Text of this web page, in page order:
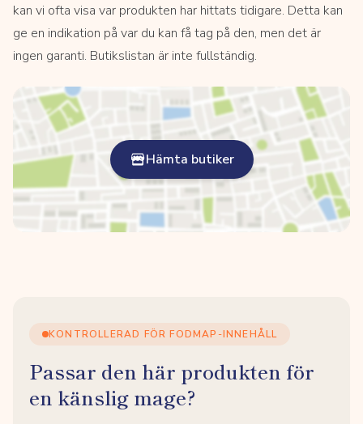
kan vi ofta visa var produkten har hittats tidigare. Detta kan
ge en indikation på var du kan få tag på den, men det är
ingen garanti. Butikslistan är inte fullständig.
Hämta butiker
KONTROLLERAD FÖR FODMAP-INNEHÅLL
Passar den här produkten för
en känslig mage?